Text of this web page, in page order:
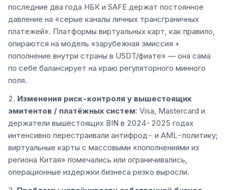
последние два года НБК и SAFE держат постоянное
давление на «серые каналы личных трансграничных
платежей». Платформы виртуальных карт, как правило,
опираются на модель «зарубежная эмиссия +
пополнение внутри страны в USDT/фиате» — она сама
по себе балансирует на краю регуляторного минного
поля.
Изменения риск-контроля у вышестоящих
эмитентов / платёжных систем: Visa, Mastercard и
держатели вышестоящих BIN в 2024-2025 годах
интенсивно перестраивали антифрод- и AML-политику;
виртуальные карты с массовыми «пополнениями из
региона Китая» помечались или ограничивались,
операционные издержки бизнеса резко выросли.